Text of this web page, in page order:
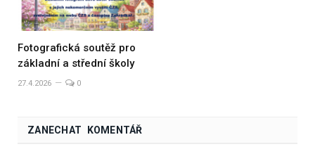
Fotografická soutěž pro
základní a střední školy
27.4.2026 0
ZANECHAT KOMENTÁŘ